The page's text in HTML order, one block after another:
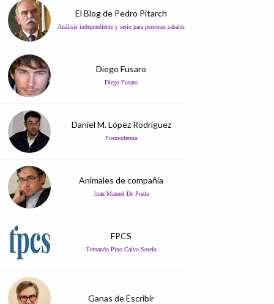
El Blog de Pedro Pitarch
Análisis independiente y serio para personas cabales
Diego Fusaro
Diego Fusaro
Daniel M. López Rodríguez
Posmodernia
Animales de compañía
Juan Manuel De Prada
FPCS
Fernando Pino Calvo Sotelo
Ganas de Escribir